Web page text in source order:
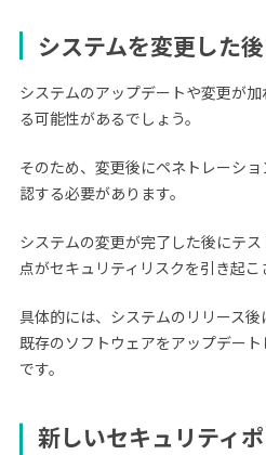
システムを変更した後
システムのアップデートや変更が
る可能性があるでしょう。
そのため、変更後にペネトレーシ
認する必要があります。
システムの変更が完了した後にテ
点がセキュリティリスクを引き起こ
具体的には、システムのリリース後
既存のソフトウェアをアップデー
です。
新しいセキュリティ